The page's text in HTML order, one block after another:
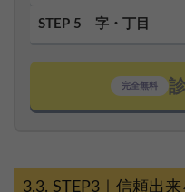
STEP 5 字・丁目
完全無料
STEP3｜信頼出